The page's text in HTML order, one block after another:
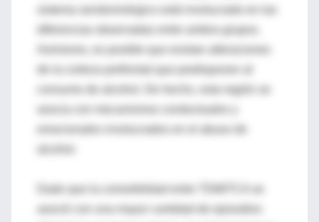
sistema serotoninérgico está involucrado en las
diferencias observadas entre ambos grupos.
consumo de alcohol. De hecho, esta región se
asoció con una mayor cantidad de episodios